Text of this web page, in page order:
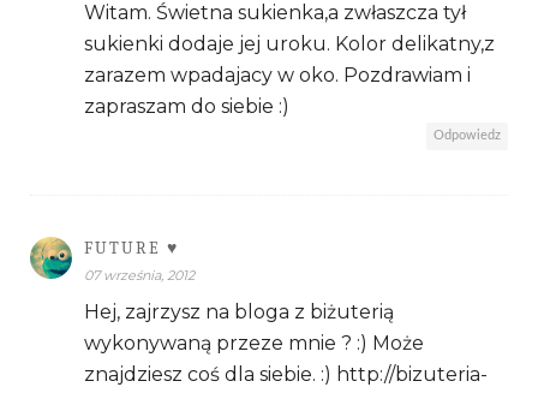
Witam. Świetna sukienka,a zwłaszcza tył
sukienki dodaje jej uroku. Kolor delikatny,z
zarazem wpadajacy w oko. Pozdrawiam i
zapraszam do siebie :)
Odpowiedz
FUTURE ♥
07 września, 2012
Hej, zajrzysz na bloga z biżuterią
wykonywaną przeze mnie ? :) Może
znajdziesz coś dla siebie. :) http://bizuteria-